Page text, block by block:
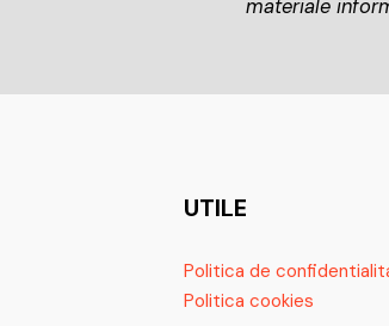
materiale
UTILE
Politica de
Politica cookies